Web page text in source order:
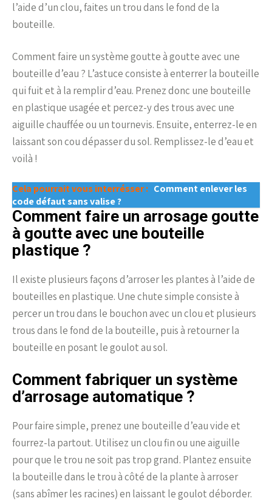
l’aide d’un clou, faites un trou dans le fond de la
bouteille.
Comment faire un système goutte à goutte avec une
bouteille d’eau ? L’astuce consiste à enterrer la bouteille
qui fuit et à la remplir d’eau. Prenez donc une bouteille
en plastique usagée et percez-y des trous avec une
aiguille chauffée ou un tournevis. Ensuite, enterrez-le en
laissant son cou dépasser du sol. Remplissez-le d’eau et
voilà !
Cela pourrait vous interrésser : Comment enlever les
code défaut sans valise ?
Comment faire un arrosage goutte
à goutte avec une bouteille
plastique ?
Il existe plusieurs façons d’arroser les plantes à l’aide de
bouteilles en plastique. Une chute simple consiste à
percer un trou dans le bouchon avec un clou et plusieurs
trous dans le fond de la bouteille, puis à retourner la
bouteille en posant le goulot au sol.
Comment fabriquer un système
d’arrosage automatique ?
Pour faire simple, prenez une bouteille d’eau vide et
fourrez-la partout. Utilisez un clou fin ou une aiguille
pour que le trou ne soit pas trop grand. Plantez ensuite
la bouteille dans le trou à côté de la plante à arroser
(sans abîmer les racines) en laissant le goulot déborder.